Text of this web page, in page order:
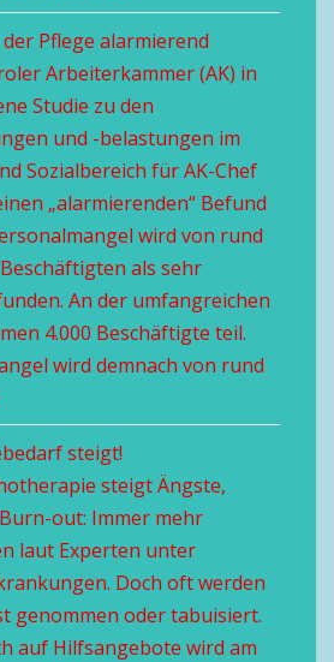
Pflege alarmierend
Arbeiterkammer (AK) in
Studie zu den
und -belastungen im
Sozialbereich für AK-Chef
„alarmierenden“ Befund
wird von rund
als sehr
An der umfangreichen
4.000 Beschäftigte teil.
wird demnach von rund
steigt!
steigt Ängste,
out: Immer mehr
laut Experten unter
Doch oft werden
genommen oder tabuisiert.
auf Hilfsangebote wird am